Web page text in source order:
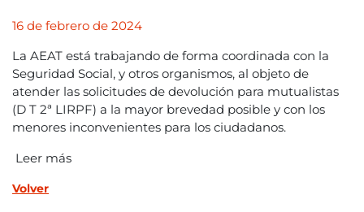
16 de febrero de 2024
La AEAT está trabajando de forma coordinada con la
Seguridad Social, y otros organismos, al objeto de
atender las solicitudes de devolución para mutualistas
(D T 2ª LIRPF) a la mayor brevedad posible y con los
menores inconvenientes para los ciudadanos.
Leer más
Volver